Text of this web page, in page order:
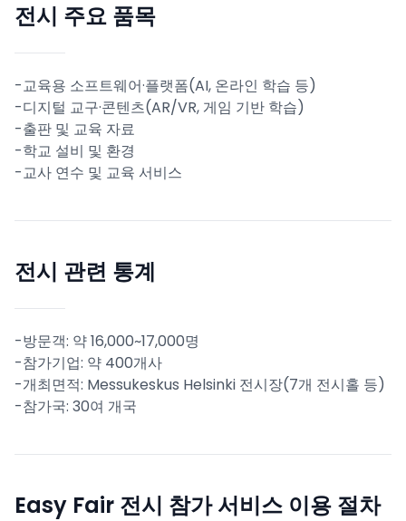
전시 주요 품목
-교육용 소프트웨어·플랫폼(AI, 온라인 학습 등)
-디지털 교구·콘텐츠(AR/VR, 게임 기반 학습)
-출판 및 교육 자료
-학교 설비 및 환경
-교사 연수 및 교육 서비스
전시 관련 통계
-방문객: 약 16,000~17,000명
-참가기업: 약 400개사
-개최면적: Messukeskus Helsinki 전시장(7개 전시홀 등)
-참가국: 30여 개국
Easy Fair 전시 참가 서비스 이용 절차